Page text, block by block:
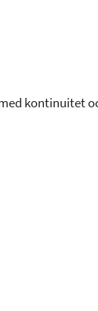
kontinuitet